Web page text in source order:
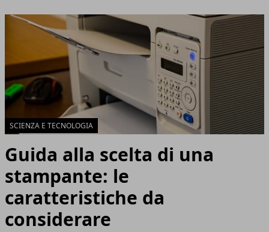
SCIENZA E TECNOLOGIA
Guida alla scelta di una
stampante: le
caratteristiche da
considerare